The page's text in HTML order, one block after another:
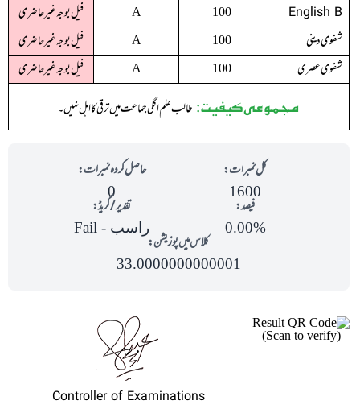
English B
100
A
فیل بوجہ غیرحاضری
شفوی دینی
100
A
فیل بوجہ غیرحاضری
شفوی عصری
100
A فیل بوجہ غیرحاضری
مجموعی کیفیت: طالب علم اگلی جماعت میں ترقی کا اہل نہیں ۔
کل نمبرات:
1600
حاصل کردہ نمبرات:
0
فیصد:
0.00%
تقدیر/گریڈ:
راسب - Fail
کلاس میں پوزیشن:
33.0000000000001
(Scan to verify)
Controller of Examinations